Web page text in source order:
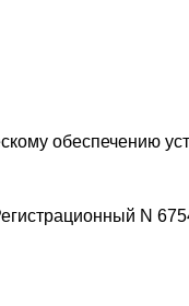
обеспечению
N